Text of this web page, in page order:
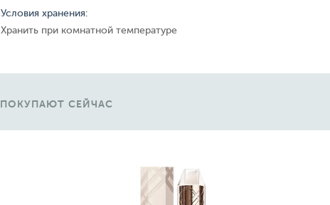
Условия хранения:
Хранить при комнатной температуре
ПОКУПАЮТ СЕЙЧАС